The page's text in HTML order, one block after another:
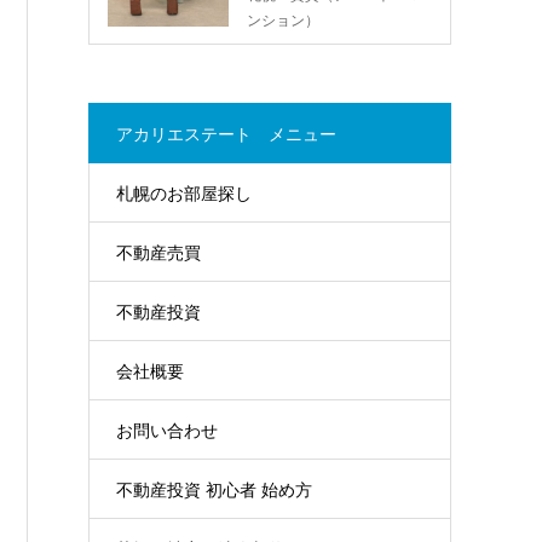
ンション）
アカリエステート メニュー
札幌のお部屋探し
不動産売買
不動産投資
会社概要
お問い合わせ
不動産投資 初心者 始め方